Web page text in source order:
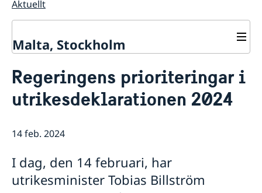
Aktuellt
Malta, Stockholm
Kontakt
Om oss
Nyheter
Regeringens prioriteringar i
utrikesdeklarationen 2024
14 feb. 2024
I dag, den 14 februari, har
utrikesminister Tobias Billström